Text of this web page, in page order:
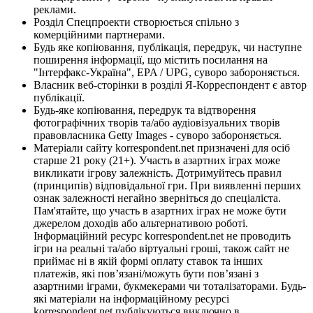
реклами.
Розділ Спецпроекти створюється спільно з
комерційними партнерами.
Будь яке копіювання, публікація, передрук, чи наступне
поширення інформації, що містить посилання на
"Інтерфакс-Україна", EPA / UPG, суворо забороняється.
Власник веб-сторінки в розділі Я-Корреспондент є автор
публікації.
Будь-яке копіювання, передрук та відтворення
фотографічних творів та/або аудіовізуальних творів
правовласника Getty Images - суворо забороняється.
Матеріали сайту korrespondent.net призначені для осіб
старше 21 року (21+). Участь в азартних іграх може
викликати ігрову залежність. Дотримуйтесь правил
(принципів) відповідальної гри. При виявленні перших
ознак залежності негайно зверніться до спеціаліста.
Пам'ятайте, що участь в азартних іграх не може бути
джерелом доходів або альтернативою роботі.
Інформаційний ресурс korrespondent.net не проводить
ігри на реальні та/або віртуальні гроші, також сайт не
приймає ні в якій формі оплату ставок та інших
платежів, які пов’язані/можуть бути пов’язані з
азартними іграми, букмекерами чи тоталізаторами. Будь-
які матеріали на інформаційному ресурсі